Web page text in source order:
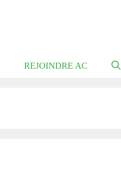
REJOINDRE AC